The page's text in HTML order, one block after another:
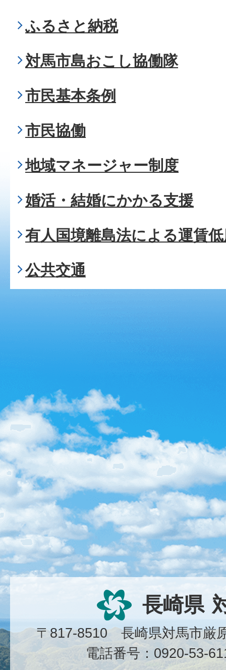
ふるさと納税
対馬市島おこし協働隊
市民基本条例
市民協働
地域マネージャー制度
婚活・結婚にかかる支援
有人国境離島法による運賃
公共交通
長崎県
〒817-8510 長崎県対馬市
電話番号：0920-53-